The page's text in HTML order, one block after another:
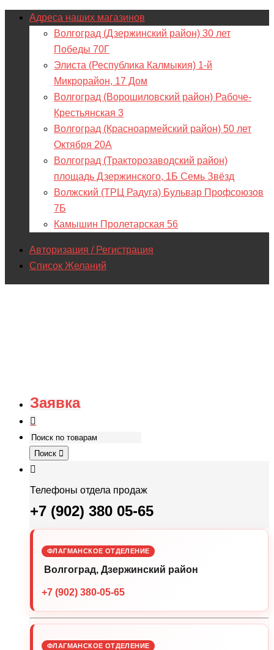
Адреса наших магазинов
Волгоград (Дзержинский район) 30 лет
Победы 70Г
Элиста (Республика Калмыкия) 1-й
Микрорайон, 17 Дом
Волгоград (Ворошиловский район) Рабоче-
Крестьянская 3
Волгоград (Красноармейский район) 50 лет
Октября 20А
Волгоград (Тракторозаводский район)
площадь Дзержинского, 1Б Семь Звёзд
Волжский (ТРЦ Радуга) Бульвар Профсоюзов
7Б
Камышин Пролетарская 56
Авторизация / Регистрация
Список Желаний
Заявка
Поиск
Телефоны отдела продаж
+7 (902) 380 05-65
ФЛАГМАНСКОЕ ОТДЕЛЕНИЕ
Волгоград, Дзержинский район
+7 (902) 380-05-65
ФЛАГМАНСКОЕ ОТДЕЛЕНИЕ